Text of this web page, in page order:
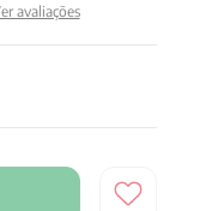
avaliações